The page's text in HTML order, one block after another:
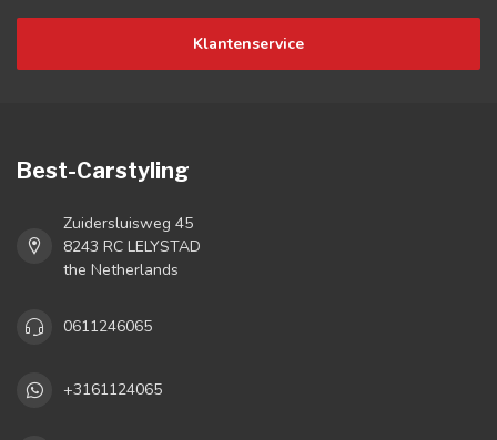
Klantenservice
Best-Carstyling
Zuidersluisweg 45
8243 RC LELYSTAD
the Netherlands
0611246065
+3161124065